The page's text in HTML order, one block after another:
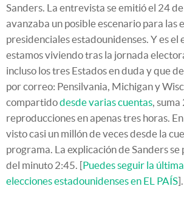
Sanders. La entrevista se emitió el 24
avanzaba un posible escenario para las
presidenciales estadounidenses. Y es el
estamos viviendo tras la jornada
incluso los tres Estados en duda y que
por correo: Pensilvania, Michigan y
compartidodesde varias cuentas,
reproducciones en apenas tres horas.
visto casi un millón de veces desde la
programa. La explicación de Sanders
del minuto 2:45. [Puedes seguir la
elecciones estadounidenses en EL PAÍS].